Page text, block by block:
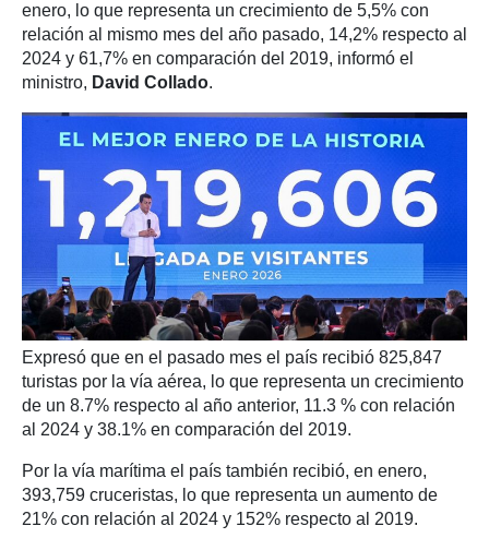
enero, lo que representa un crecimiento de 5,5% con
relación al mismo mes del año pasado, 14,2% respecto al
2024 y 61,7% en comparación del 2019, informó el
ministro, David Collado.
Expresó que en el pasado mes el país recibió 825,847
turistas por la vía aérea, lo que representa un crecimiento
de un 8.7% respecto al año anterior, 11.3 % con relación
al 2024 y 38.1% en comparación del 2019.
Por la vía marítima el país también recibió, en enero,
393,759 cruceristas, lo que representa un aumento de
21% con relación al 2024 y 152% respecto al 2019.